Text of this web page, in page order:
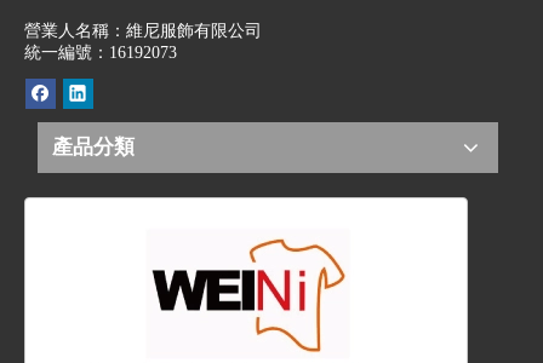
營業人名稱：維尼服飾有限公司
統一編號：16192073
產品分類